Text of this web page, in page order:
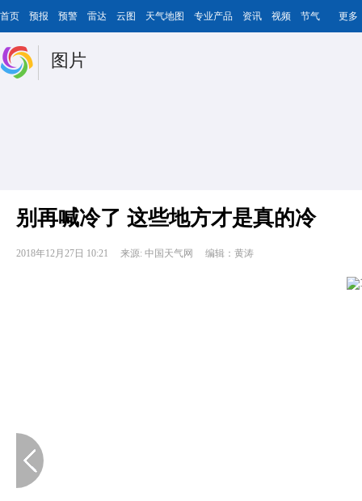
首页 预报 预警 雷达 云图 天气地图 专业产品 资讯 视频 节气 更多
图片
别再喊冷了 这些地方才是真的冷
2018年12月27日 10:21 来源: 中国天气网 编辑：黄涛